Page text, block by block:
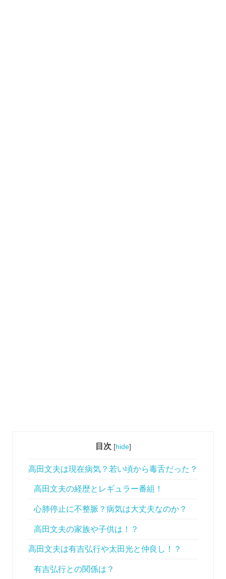
目次 [hide]
高田文夫は現在病気？若い頃から毒舌だった？
高田文夫の経歴とレギュラー番組！
心肺停止に不整脈？病気は大丈夫なのか？
高田文夫の家族や子供は！？
高田文夫は有吉弘行や太田光と仲良し！？
有吉弘行との関係は？